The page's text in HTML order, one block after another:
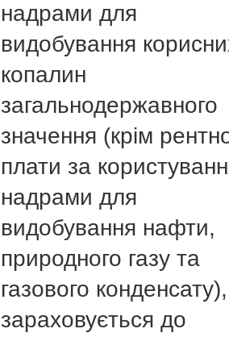
надрами для
видобування
копалин
загальнодержавного
значення (крім
плати за
надрами для
видобування нафти,
природного газу та
газового
зараховується до